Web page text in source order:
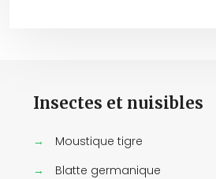
Insectes et nuisibles
→
Moustique tigre
→
Blatte germanique